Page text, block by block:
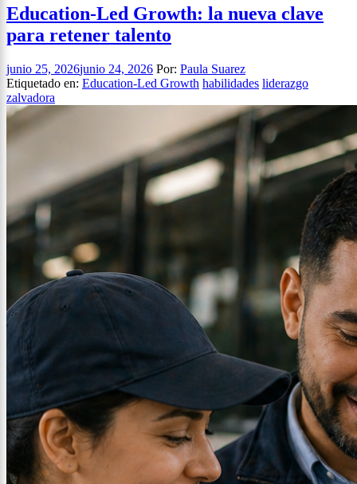
Education-Led Growth: la nueva clave
para retener talento
junio 25, 2026junio 24, 2026 Por: Paula Suarez
Etiquetado en: Education-Led Growth habilidades liderazgo
zalvadora